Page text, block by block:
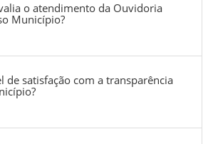
o atendimento da Ouvidoria
Município?
de satisfação com a transparência